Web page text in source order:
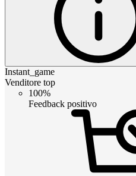
Instant_game
Venditore top
100%
Feedback positivo